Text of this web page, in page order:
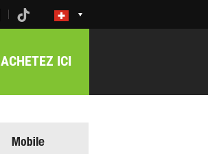
ACHETEZ ICI